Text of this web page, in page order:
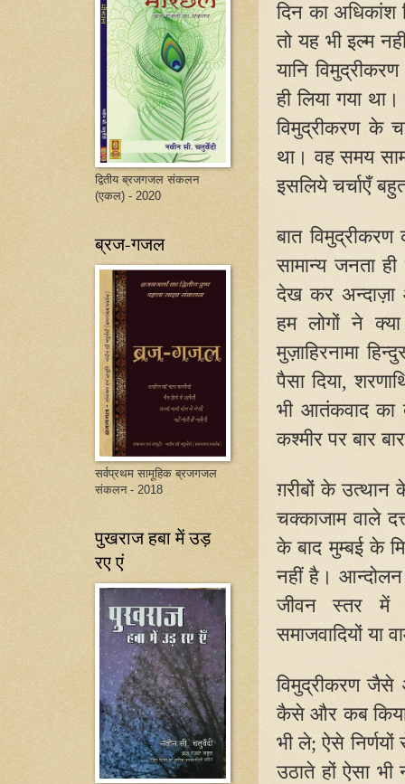
दिन का अधिकांश
तो यह भी इल्म
यानि
ही लिया गया
विमुद्रीकरण के
था। वह समय
इसलिये चर्चाएँ
बात विमुद्रीकरण
सामान्य जनता
देख कर अन्दाज़ा
हम लोगों ने क्या
मुज़ाहिरनामा
पैसा दिया,
भी आतंकवाद का
कश्मीर पर बार
ग़रीबों के उत्थान
चक्काजाम वाले
के बाद मुम्बई के
नहीं है।
जीवन स्तर में
समाजवादियों या
विमुद्रीकरण जैसे
कैसे और कब किया
भी ले;ऐसे निर्णयों
उठाते हों ऐसा भी
द्वितीय ब्रजगजल संकलन
(एकल) - 2020
ब्रज-गजल
सर्वप्रथम सामूहिक ब्रजगजल
संकलन - 2018
पुखराज हबा में उड़
रए एं